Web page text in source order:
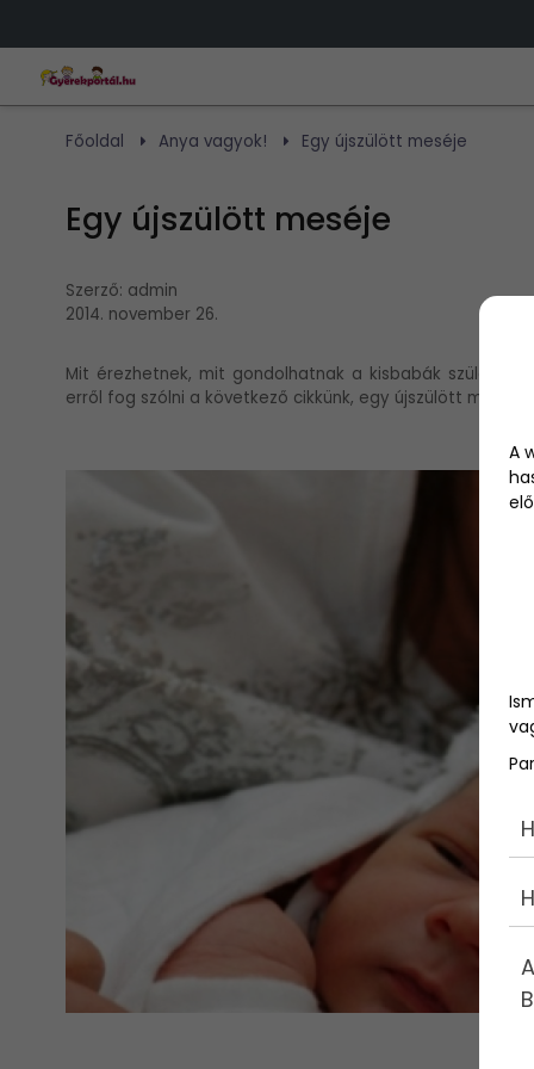
Főoldal Anya vagyok! Egy újszülött meséje
Egy újszülött meséje
Szerző: admin
2014. november 26.
Mit érezhetnek, mit gondolhatnak a kisbabák születés
erről fog szólni a következő cikkünk, egy újszülött meséje,
A